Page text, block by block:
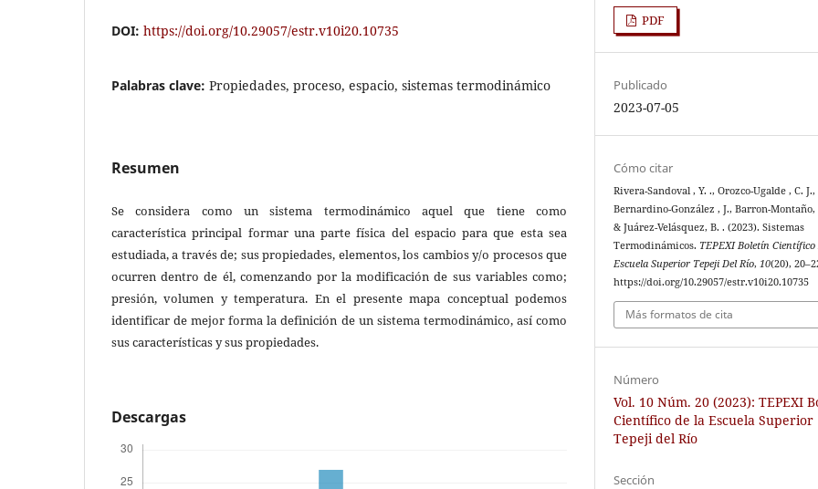
DOI: https://doi.org/10.29057/estr.v10i20.10735
Palabras clave: Propiedades, proceso, espacio, sistemas termodinámico
Resumen
Se considera como un sistema termodinámico aquel que tiene como
característica principal formar una parte física del espacio para que esta sea
estudiada, a través de; sus propiedades, elementos, los cambios y/o procesos que
ocurren dentro de él, comenzando por la modificación de sus variables como;
presión, volumen y temperatura. En el presente mapa conceptual podemos
identificar de mejor forma la definición de un sistema termodinámico, así como
sus características y sus propiedades.
Descargas
PDF
Publicado
2023-07-05
Cómo citar
Rivera-Sandoval , Y. ., Orozco-Ugalde , C. J.,
Bernardino-González , J., Barron-Montaño,
& Juárez-Velásquez, B. . (2023). Sistemas
Termodinámicos. TEPEXI Boletín Científico
Escuela Superior Tepeji Del Río,10(20),
https://doi.org/10.29057/estr.v10i20.10735
Más formatos de cita
Número
Vol. 10 Núm. 20 (2023): TEPEXI
Científico de la Escuela Superior
Tepeji del Río
Sección